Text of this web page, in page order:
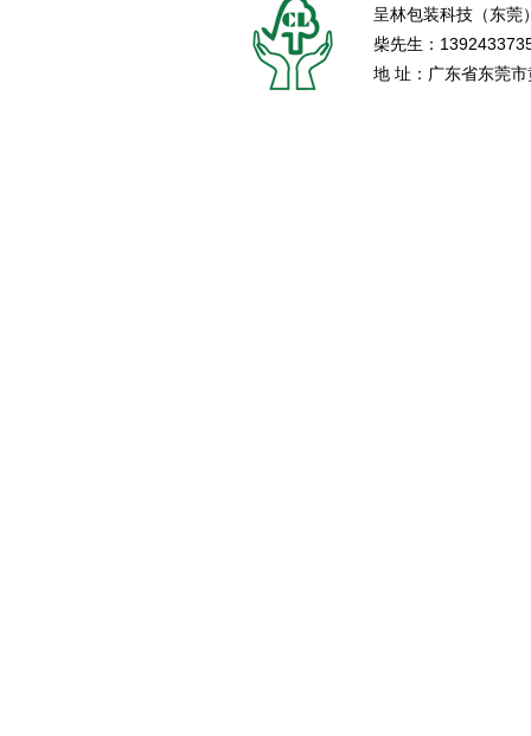
呈林包装科技（东
柴先生：
地 址：广东省东莞